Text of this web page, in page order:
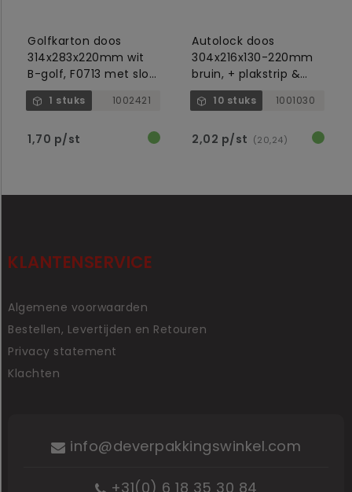
Golfkarton doos
314x283x220mm wit
B-golf, F0713 met slot,
autolockbodem
1 stuks 1002421
1,70 p/st
Autolock doos
304x216x130-220mm
bruin, + plakstrip &
autolock bodem
10 stuks 1001030
2,02 p/st (20,24)
KLANTENSERVICE
Algemene voorwaarden
Bestellen, Levertijden en Retouren
Privacy statement
Klachten
info@deverpakkingswinkel.com
+31(0) 6 18 35 30 84